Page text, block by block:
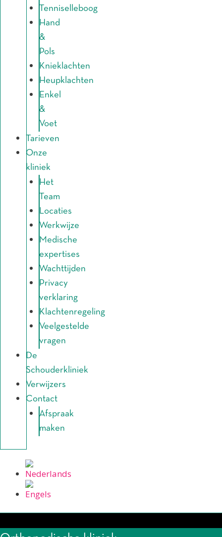
Tenniselleboog
Hand
&
Pols
Knieklachten
Heupklachten
Enkel
&
Voet
Tarieven
Onze
kliniek
Het
Team
Locaties
Werkwijze
Medische
expertises
Wachttijden
Privacy
verklaring
Klachtenregeling
Veelgestelde
vragen
De
Schouderkliniek
Verwijzers
Contact
Afspraak
maken